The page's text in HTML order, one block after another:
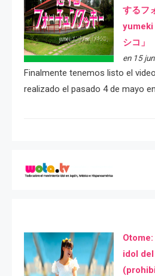
するフ
yumeki
シコ」
en 15
Finalmente tenemos listo el
realizado el pasado 4 de mayo
idol